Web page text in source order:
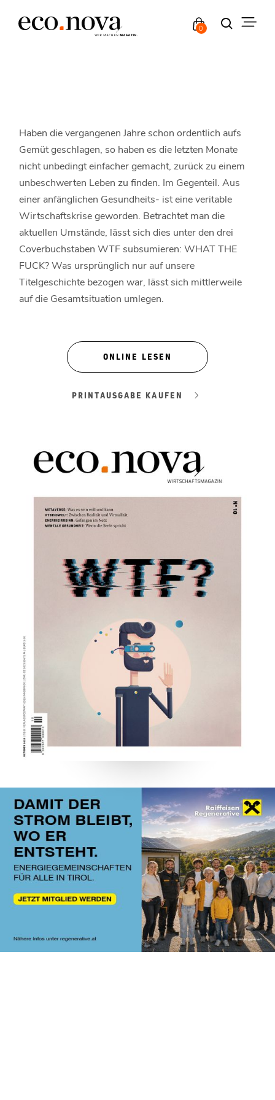
0
Haben die vergangenen Jahre schon ordentlich aufs
Gemüt geschlagen, so haben es die letzten Monate
nicht unbedingt einfacher gemacht, zurück zu einem
unbeschwerten Leben zu finden. Im Gegenteil. Aus
einer anfänglichen Gesundheits- ist eine veritable
Wirtschaftskrise geworden. Betrachtet man die
aktuellen Umstände, lässt sich dies unter den drei
Coverbuchstaben WTF subsumieren: WHAT THE
FUCK? Was ursprünglich nur auf unsere
Titelgeschichte bezogen war, lässt sich mittlerweile
auf die Gesamtsituation umlegen.
ONLINE LESEN
PRINTAUSGABE KAUFEN